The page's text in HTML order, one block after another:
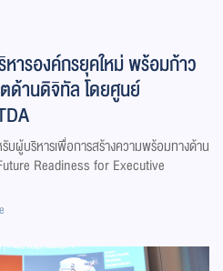
ารองค์กรยุคใหม่ พร้อมก้าว
ด้านดิจิทัล โดยศูนย์
บผู้บริหารเพื่อการสร้างความพร้อมทางด้าน
Readiness for Executive